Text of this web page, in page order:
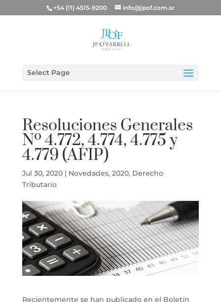
+54 (11) 4515-9200 info@jpof.com.ar
Select Page
Resoluciones Generales
Nº 4.772, 4.774, 4.775 y
4.779 (AFIP)
Jul 30, 2020| Novedades, 2020, Derecho
Tributario
Recientemente se han publicado en el Boletín